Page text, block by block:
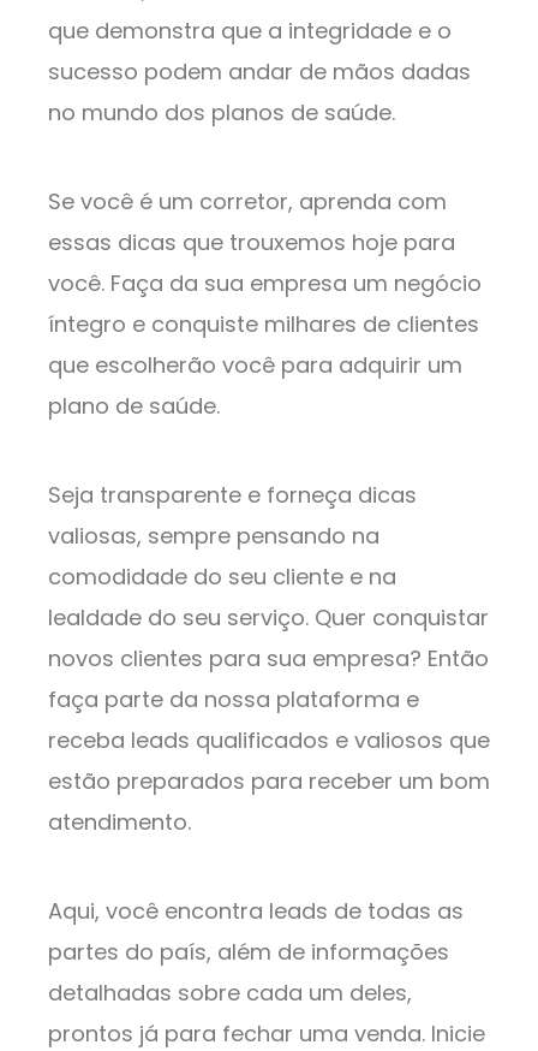
que demonstra que a integridade e o
sucesso podem andar de mãos dadas
no mundo dos planos de saúde.
Se você é um corretor, aprenda com
essas dicas que trouxemos hoje para
você. Faça da sua empresa um negócio
íntegro e conquiste milhares de clientes
que escolherão você para adquirir um
plano de saúde.
Seja transparente e forneça dicas
valiosas, sempre pensando na
comodidade do seu cliente e na
lealdade do seu serviço. Quer conquistar
novos clientes para sua empresa? Então
faça parte da nossa plataforma e
receba leads qualificados e valiosos que
estão preparados para receber um bom
atendimento.
Aqui, você encontra leads de todas as
partes do país, além de informações
detalhadas sobre cada um deles,
prontos já para fechar uma venda. Inicie